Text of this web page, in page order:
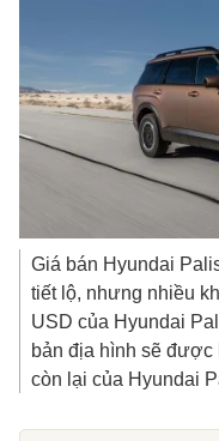
Giá bán Hyundai
tiết lộ, nhưng nhiều
USD của Hyundai
bản địa hình sẽ được
còn lại của Hyundai